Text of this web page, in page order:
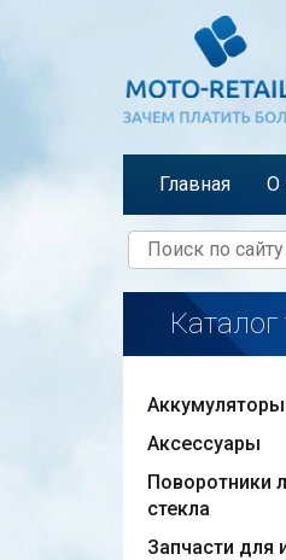
Главная О
Аккумуляторы
Аксессуары
Поворотники
стекла
Запчасти для